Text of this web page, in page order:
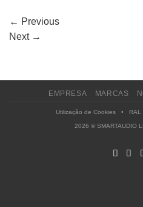
← Previous
Next →
EMPRESA MARCAS
Utilização de Cookies• RAL
2026 ©